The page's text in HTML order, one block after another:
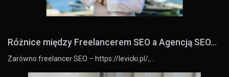
Różnice między Freelancerem SEO a Agencją SEO...
Zarówno freelancer SEO – https://levicki.pl/,…